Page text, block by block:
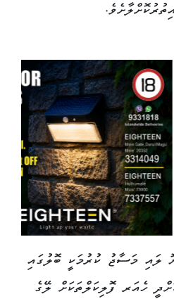
ލައި މަސާޖު ކުރުމަކީ ބޮލުގައި
ހެއަރ ފޮލިކަލްތަކަށް ލޭގެ